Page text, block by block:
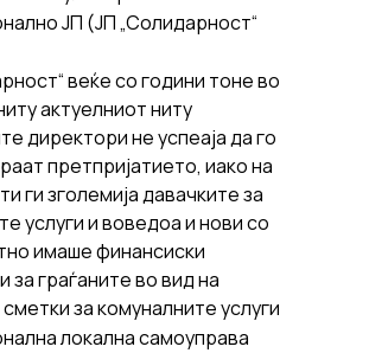
ЈП (ЈП „Солидарност“
веќе со години тоне во
актуелниот ниту
директори не успеаја да го
претпријатието, иако на
ги зголемија давачките за
услуги и воведоа и нови со
имаше финансиски
за граѓаните во вид на
за комуналните услуги
локална самоуправа